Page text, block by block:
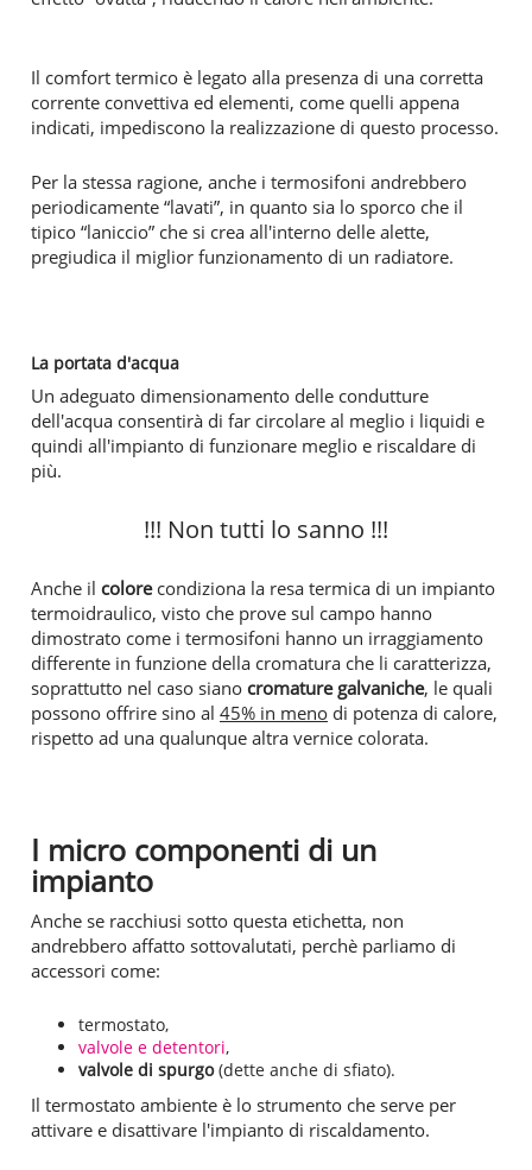
Il comfort termico è legato alla presenza di una corretta
corrente convettiva ed elementi, come quelli appena
indicati, impediscono la realizzazione di questo processo.
Per la stessa ragione, anche i termosifoni andrebbero
periodicamente “lavati”, in quanto sia lo sporco che il
tipico “laniccio” che si crea all'interno delle alette,
pregiudica il miglior funzionamento di un radiatore.
La portata d'acqua
Un adeguato dimensionamento delle condutture
dell'acqua consentirà di far circolare al meglio i liquidi e
quindi all'impianto di funzionare meglio e riscaldare di
più.
!!! Non tutti lo sanno !!!
Anche il colore condiziona la resa termica di un impianto
termoidraulico, visto che prove sul campo hanno
dimostrato come i termosifoni hanno un irraggiamento
differente in funzione della cromatura che li caratterizza,
soprattutto nel caso siano cromature galvaniche, le quali
possono offrire sino al 45% in meno di potenza di calore,
rispetto ad una qualunque altra vernice colorata.
I micro componenti di un
impianto
Anche se racchiusi sotto questa etichetta, non
andrebbero affatto sottovalutati, perchè parliamo di
accessori come:
termostato,
valvole e detentori,
valvole di spurgo(dette anche di sfiato).
Il termostato ambiente è lo strumento che serve per
attivare e disattivare l'impianto di riscaldamento.